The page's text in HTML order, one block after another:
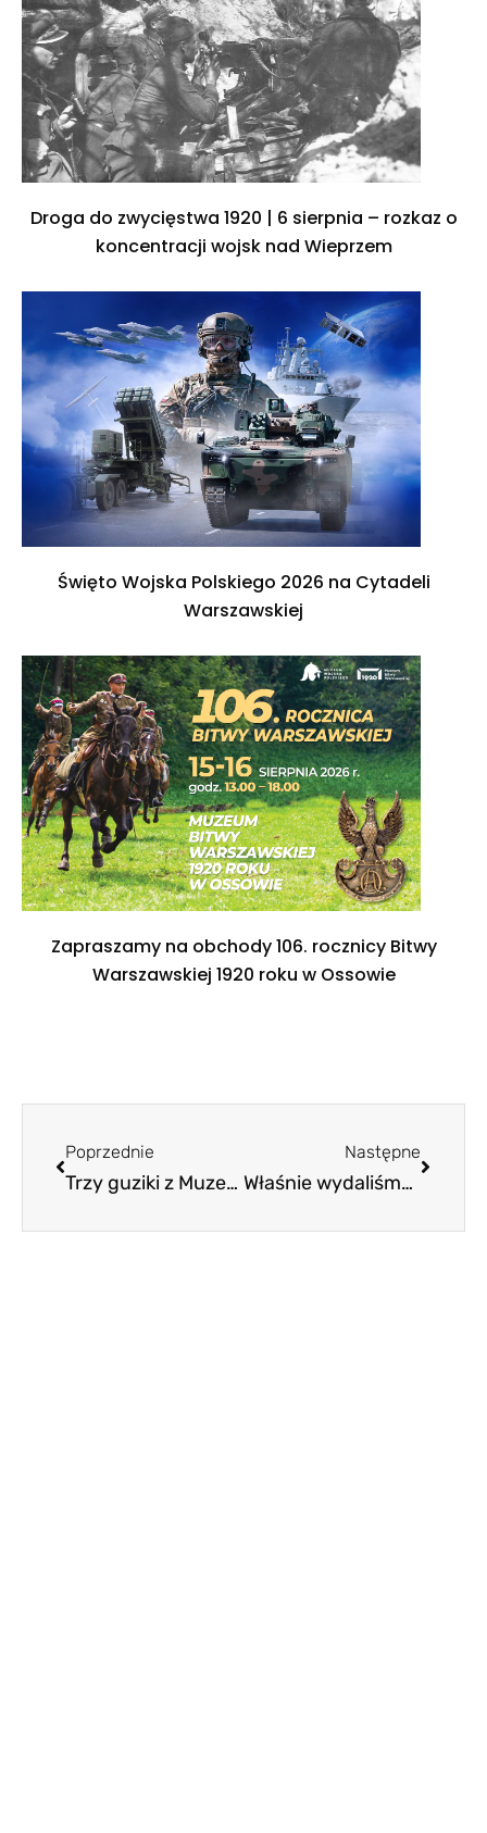
Droga do zwycięstwa 1920 | 6 sierpnia – rozkaz o
koncentracji wojsk nad Wieprzem
Święto Wojska Polskiego 2026 na Cytadeli
Warszawskiej
Zapraszamy na obchody 106. rocznicy Bitwy
Warszawskiej 1920 roku w Ossowie
Poprzednie
Trzy guziki z Muzeum Katyńskiego
Następne
Właśnie wydaliśmy! „Muzealnictwo Wojskowe” Tom 13